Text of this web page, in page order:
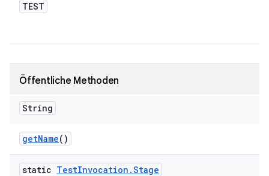
TEST
Öffentliche Methoden
String
getName()
static TestInvocation .Stage